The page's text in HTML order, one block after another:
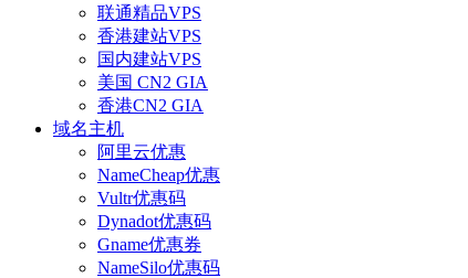
联通精品VPS
香港建站VPS
国内建站VPS
美国 CN2 GIA
香港CN2 GIA
域名主机
阿里云优惠
NameCheap优惠
Vultr优惠码
Dynadot优惠码
Gname优惠券
NameSilo优惠码